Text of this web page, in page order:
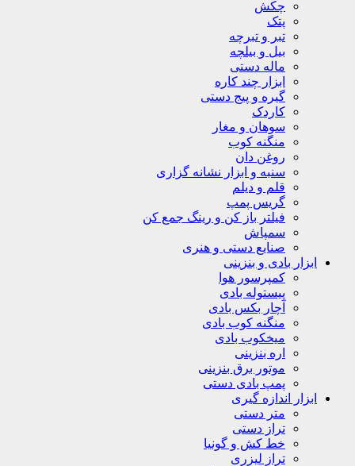
چکش
پتک
تبر و تبرچه
بیل و بیلچه
ماله دستی
ابزار چند کاره
گیره و پیج دستی
کاردک
سوهان و مغار
منگنه کوب
روغن دان
سنبه و ابزار نشانه گزاری
قلم و دیلم
گریس پمپ
فیلتر باز کن و رینگ جمع کن
سمپاش
صنایع دستی و هنری
ابزار بادی و بنزینی
کمپرسور هوا
پیستوله بادی
آچار بکس بادی
منگنه کوب بادی
میخکوب بادی
اره بنزینی
موتور برق بنزینی
پمپ بادی دستی
ابزار اندازه گیری
متر دستی
تراز دستی
خط کش و گونیا
تراز لیزری